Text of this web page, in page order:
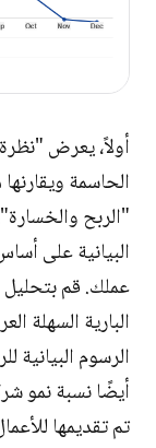
أولاً، يعرض
الحاسمة
"الربح
البيانية على
عملك. قم بتحليل
البارية السهلة
الرسوم البيانية
أيضًا نسبة نمو
تم تقديمها